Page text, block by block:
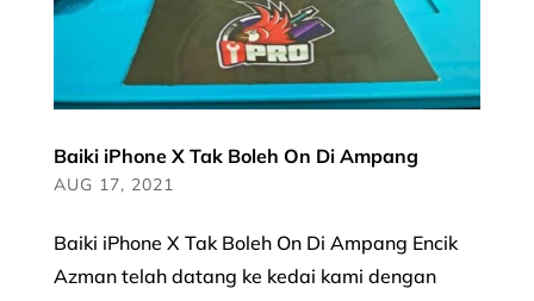
Baiki iPhone X Tak Boleh On Di Ampang
AUG 17, 2021
Baiki iPhone X Tak Boleh On Di Ampang Encik
Azman telah datang ke kedai kami dengan